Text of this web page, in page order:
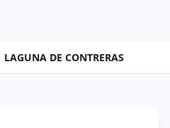
LAGUNA DE CONTRERAS